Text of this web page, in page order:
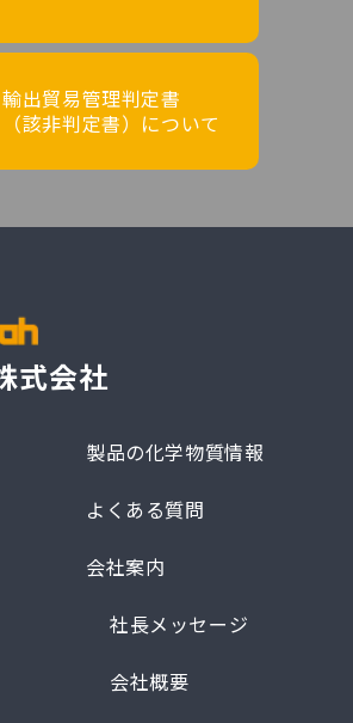
輸出貿易管理判定書
（該非判定書）について
式会社
製品の化学物質情報
よくある質問
会社案内
社長メッセージ
会社概要